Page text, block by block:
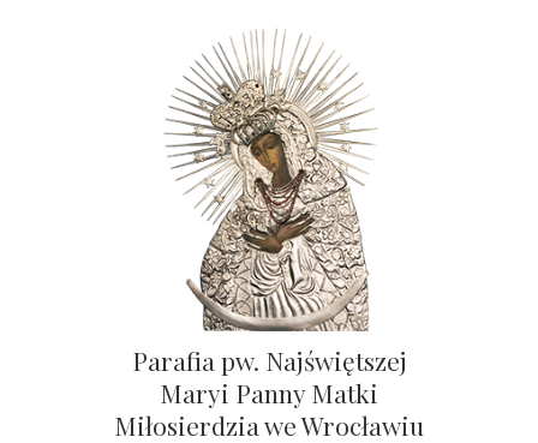
Parafia pw. Najświętszej
Maryi Panny Matki
Miłosierdzia we Wrocławiu